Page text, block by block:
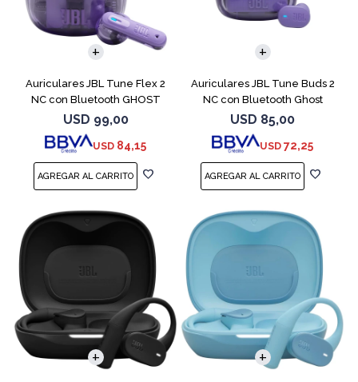
Auriculares JBL Tune Flex 2
NC con Bluetooth GHOST
EDITION
USD 99,00
USD 84,15
Auriculares JBL Tune Buds 2
NC con Bluetooth Ghost
USD 85,00
USD 72,25